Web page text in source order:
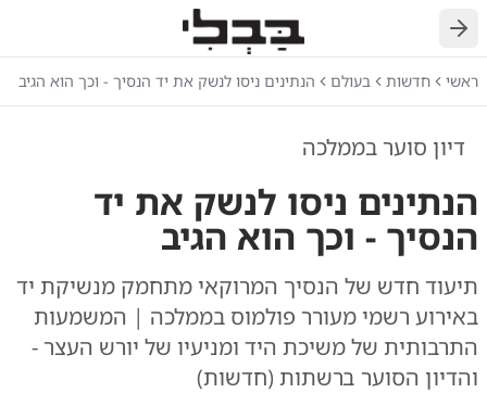
חזרה
ראשי חדשות בעולם הנתינים ניסו לנשק את יד הנסיך - וכך הוא הגיב
דיון סוער בממלכה
הנתינים ניסו לנשק את יד
הנסיך - וכך הוא הגיב
תיעוד חדש של הנסיך המרוקאי מתחמק מנשיקת יד
באירוע רשמי מעורר פולמוס בממלכה | המשמעות
התרבותית של משיכת היד ומניעיו של יורש העצר -
והדיון הסוער ברשתות (חדשות)